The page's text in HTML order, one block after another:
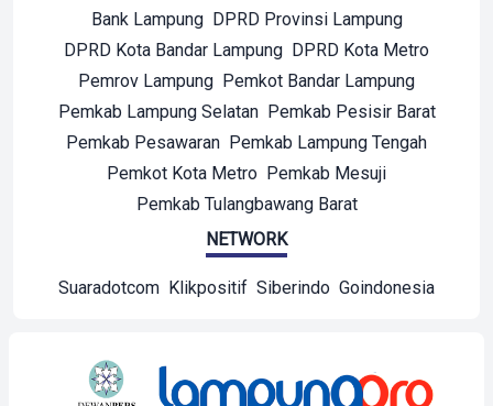
Bank Lampung DPRD Provinsi Lampung
DPRD Kota Bandar Lampung DPRD Kota Metro
Pemrov Lampung Pemkot Bandar Lampung
Pemkab Lampung Selatan Pemkab Pesisir Barat
Pemkab Pesawaran Pemkab Lampung Tengah
Pemkot Kota Metro Pemkab Mesuji
Pemkab Tulangbawang Barat
NETWORK
Suaradotcom Klikpositif Siberindo Goindonesia